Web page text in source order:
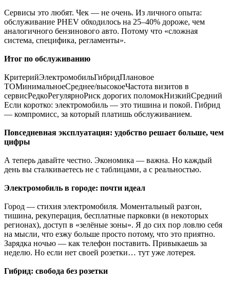
Сервисы это любят. Чек — не очень. Из личного опыта:
обслуживание PHEV обходилось на 25–40% дороже, чем
аналогичного бензинового авто. Потому что «сложная
система, специфика, регламенты».
Итог по обслуживанию
КритерийЭлектромобильГибридПлановое
ТОМинимальноеСреднее/высокоеЧастота визитов в
сервисРедкоРегулярноРиск дорогих поломокНизкийСредний
Если коротко: электромобиль — это тишина и покой. Гибрид
— компромисс, за который платишь обслуживанием.
Повседневная эксплуатация: удобство решает больше, чем
цифры
А теперь давайте честно. Экономика — важна. Но каждый
день вы сталкиваетесь не с таблицами, а с реальностью.
Электромобиль в городе: почти идеал
Город — стихия электромобиля. Моментальный разгон,
тишина, рекуперация, бесплатные парковки (в некоторых
регионах), доступ в «зелёные зоны». Я до сих пор ловлю себя
на мысли, что езжу больше просто потому, что это приятно.
Зарядка ночью — как телефон поставить. Привыкаешь за
неделю. Но если нет своей розетки… тут уже лотерея.
Гибрид: свобода без розетки